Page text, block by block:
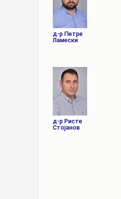
д-р Петре
Ламески
д-р Ристе
Стојанов